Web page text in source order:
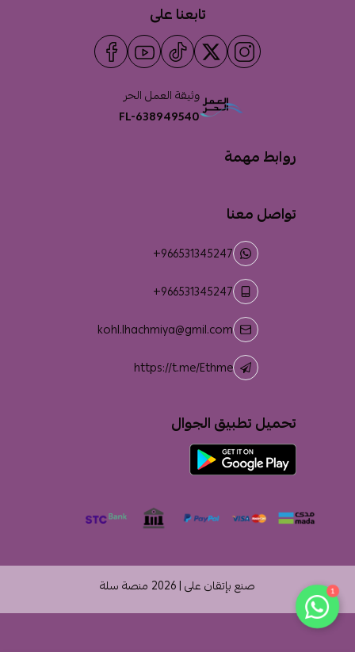
تابعنا على
وثيقة العمل الحر
FL-638949540
روابط مهمة
تواصل معنا
+966531345247
+966531345247
kohl.lhachmiya@gmil.com
https://t.me/Ethme
تحميل تطبيق الجوال
صنع بإتقان على | 2026 منصة سلة 1